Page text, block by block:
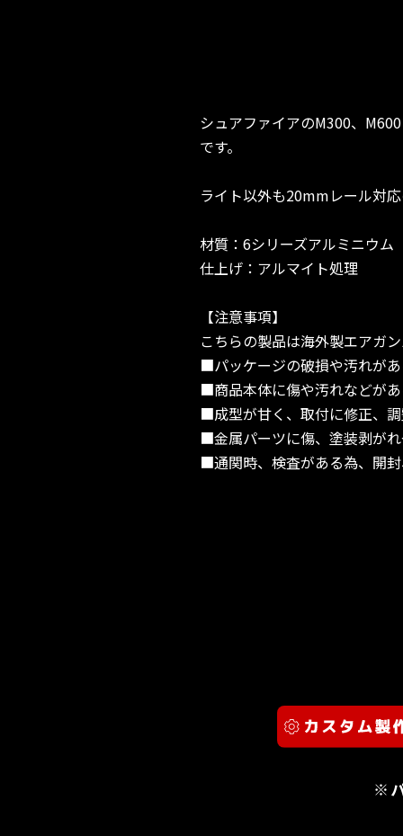
シュアファイアのM300、
です。
ライト以外も20mmレール対
材質：6シリーズアルミニウム
仕上げ：アルマイト処理
【注意事項】
こちらの製品は海外製エアガ
■パッケージの破損や汚れがあ
■商品本体に傷や汚れなどがあ
■成型が甘く、取付に修正、調
■金属パーツに傷、塗装剥がれ
■通関時、検査がある為、開封
※